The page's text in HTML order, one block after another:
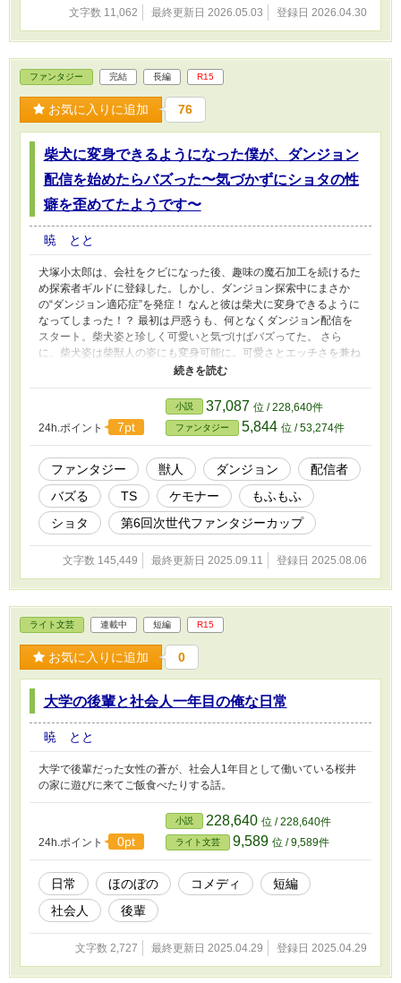
文字数 11,062 最終更新日 2026.05.03 登録日 2026.04.30
ファンタジー 完結 長編 R15
お気に入りに追加 76
柴犬に変身できるようになった僕が、ダンジョン
配信を始めたらバズった〜気づかずにショタの性
癖を歪めてたようです〜
暁 とと
犬塚小太郎は、会社をクビになった後、趣味の魔石加工を続けるた
め探索者ギルドに登録した。しかし、ダンジョン探索中にまさか
の“ダンジョン適応症”を発症！ なんと彼は柴犬に変身できるように
なってしまった！？ 最初は戸惑うも、何となくダンジョン配信を
スタート。柴犬姿と珍しく可愛いと気づけばバズってた。 さら
に、柴犬姿は柴獣人の姿にも変身可能に。可愛さとエッチさを兼ね
備えた柴獣人として、新たなファン層を獲得したり、最近知り合っ
24h.ポイント 7pt
小説 37,087 位 / 228,640件
ファンタジー 5,844 位 / 53,274件
ファンタジー 獣人 ダンジョン
配信者
バズる
TS ケモナー
もふもふ
ショタ
第6回次世代ファンタジーカップ
文字数 145,449 最終更新日 2025.09.11 登録日 2025.08.06
ライト文芸 連載中 短編 R15
お気に入りに追加 0
大学の後輩と社会人一年目の俺な日常
暁 とと
大学で後輩だった女性の蒼が、社会人1年目として働いている桜井
の家に遊びに来てご飯食べたりする話。
24h.ポイント 0pt
小説 228,640 位 / 228,640件
ライト文芸 9,589 位 / 9,589件
日常 ほのぼの コメディ
短編
社会人
後輩
文字数 2,727 最終更新日 2025.04.29 登録日 2025.04.29